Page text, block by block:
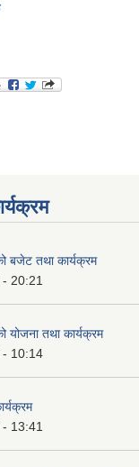
तथा कार्यक्रम
20:21
तथा कार्यक्रम
10:14
13:41